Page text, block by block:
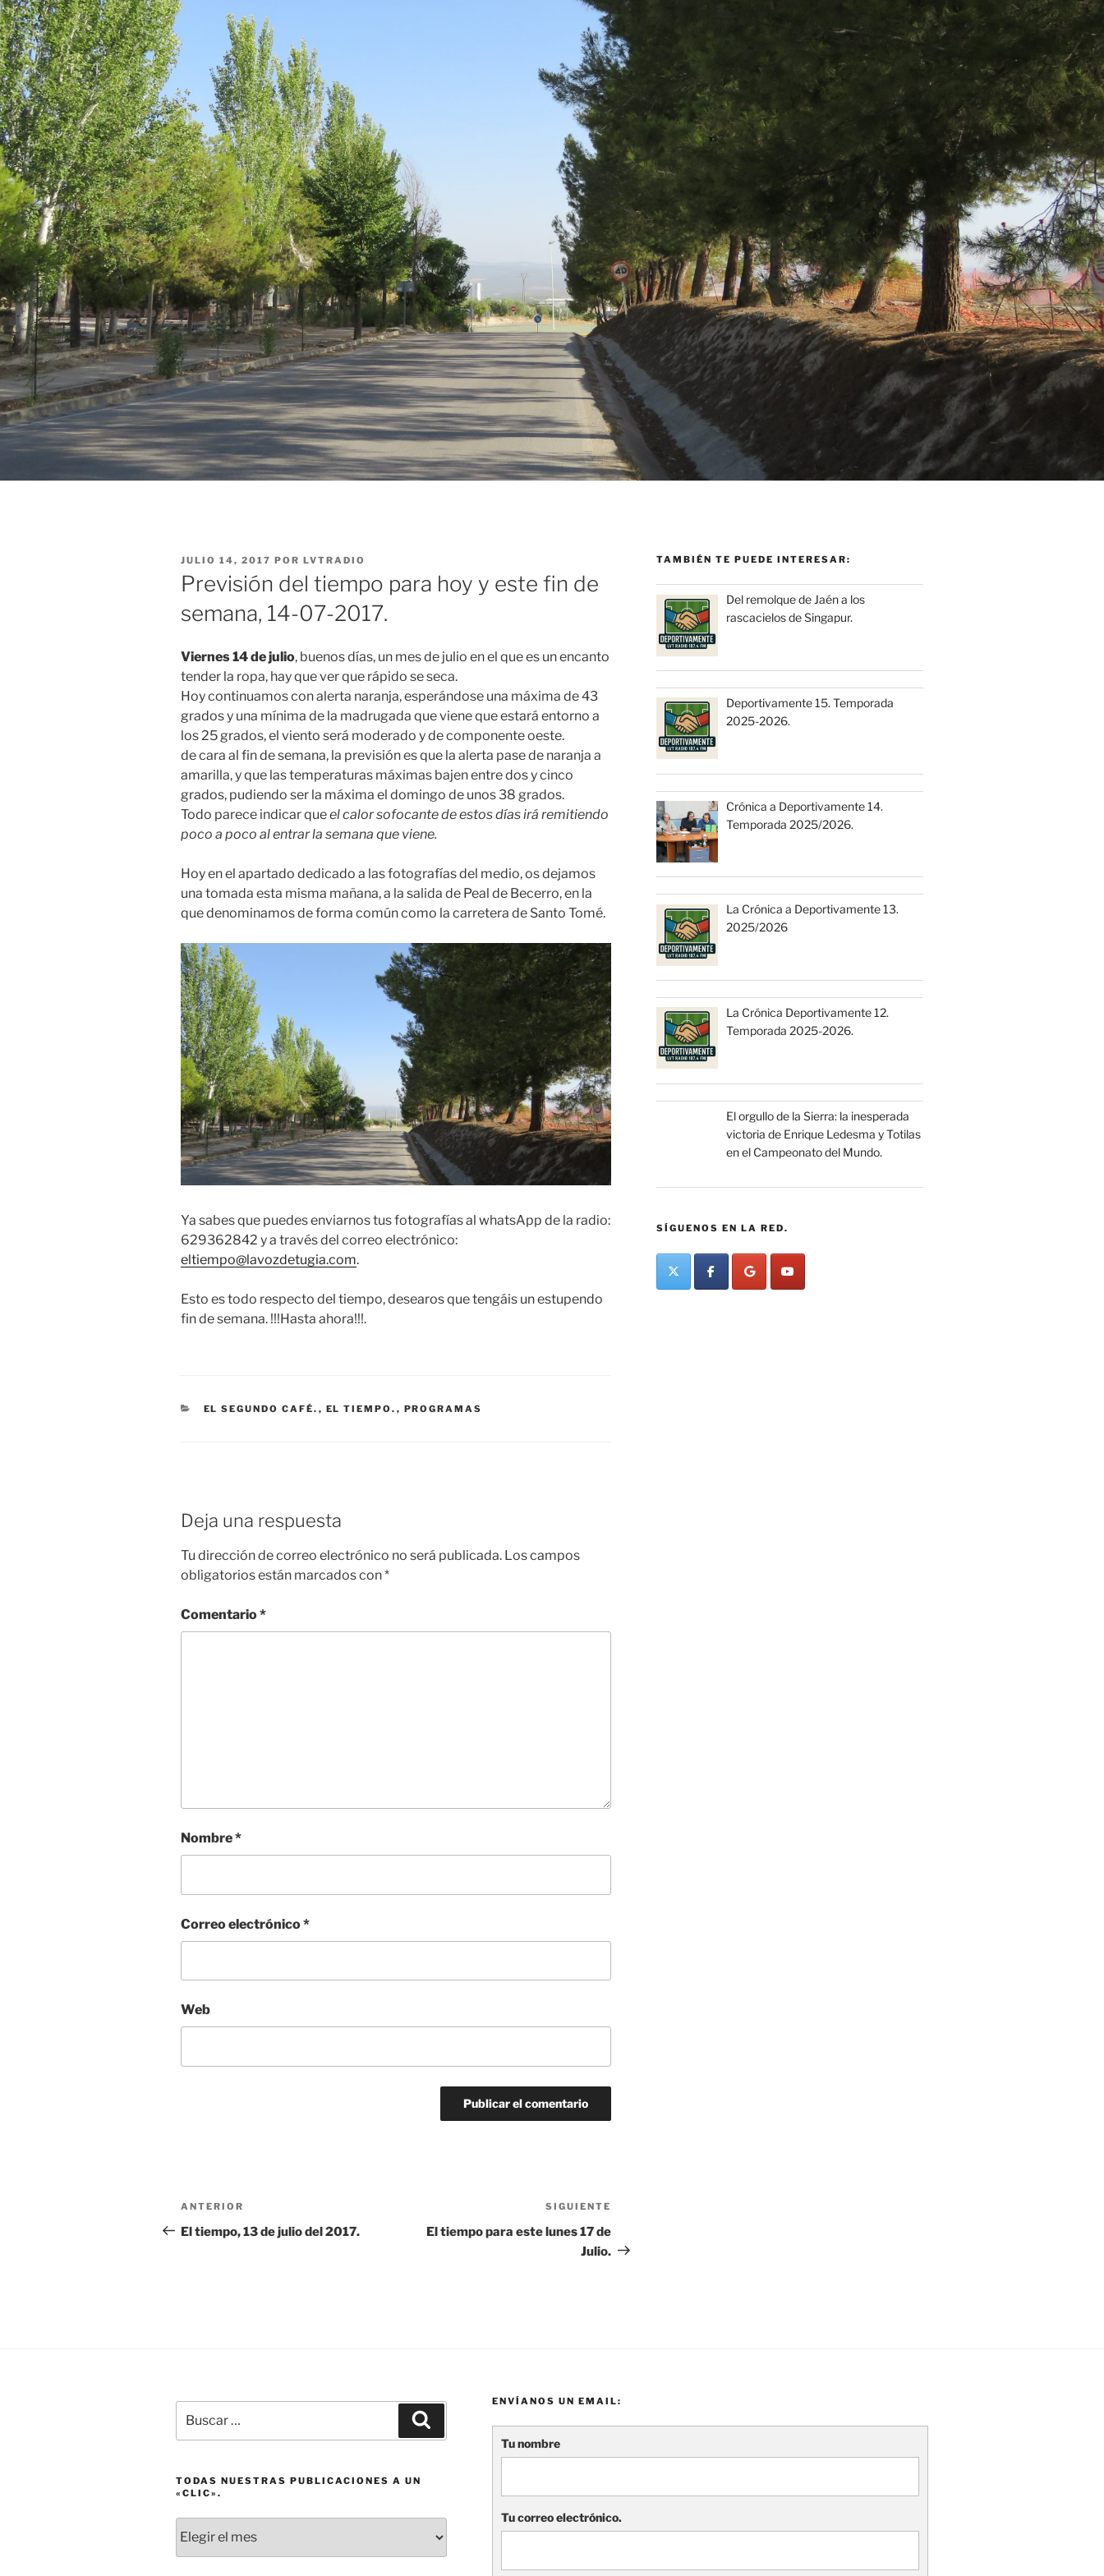
PUBLICADO
EL
JULIO 14, 2017 POR LVTRADIO
Previsión del tiempo para hoy y este fin de
semana, 14-07-2017.
Viernes 14 de julio, buenos días, un mes de julio en el que es un encanto
tender la ropa, hay que ver que rápido se seca.
Hoy continuamos con alerta naranja, esperándose una máxima de 43
grados y una mínima de la madrugada que viene que estará entorno a
los 25 grados, el viento será moderado y de componente oeste.
de cara al fin de semana, la previsión es que la alerta pase de naranja a
amarilla, y que las temperaturas máximas bajen entre dos y cinco
grados, pudiendo ser la máxima el domingo de unos 38 grados.
Todo parece indicar queel calor sofocante de estos días irá remitiendo
poco a poco al entrar la semana que viene.
Hoy en el apartado dedicado a las fotografías del medio, os dejamos
una tomada esta misma mañana, a la salida de Peal de Becerro, en la
que denominamos de forma común como la carretera de Santo Tomé.
Ya sabes que puedes enviarnos tus fotografías al whatsApp de la radio:
629362842 y a través del correo electrónico:
eltiempo@lavozdetugia.com.
Esto es todo respecto del tiempo, desearos que tengáis un estupendo
fin de semana. !!!Hasta ahora!!!.
CATEGORÍAS
EL SEGUNDO CAFÉ. , EL TIEMPO. , PROGRAMAS
Deja una respuesta
Tu dirección de correo electrónico no será publicada. Los campos
obligatorios están marcados con*
Comentario*
Nombre*
Correo electrónico*
Web
Navegación
de
Entrada
anterior:
ANTERIOR
El tiempo, 13 de julio del 2017.
entrada
SIGUIENTE
El tiempo para este lunes 17 de
Julio.
TAMBIÉN TE PUEDE INTERESAR:
Del remolque de Jaén a los
rascacielos de Singapur.
Deportivamente 15. Temporada
2025-2026.
Crónica a Deportivamente 14.
Temporada 2025/2026.
La Crónica a Deportivamente 13.
2025/2026
La Crónica Deportivamente 12.
Temporada 2025-2026.
El orgullo de la Sierra: la inesperada
victoria de Enrique Ledesma y Totilas
en el Campeonato del Mundo.
SÍGUENOS EN LA RED.
por:
TODAS NUESTRAS PUBLICACIONES A UN
«CLIC».
nuestras
publicaciones
ENVÍANOS UN EMAIL:
Tu nombre
Tu correo electrónico.